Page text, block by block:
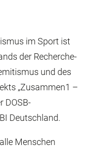
im Sport ist
der Recherche-
und des
„Zusammen1 –
DOSB-
Deutschland.
Menschen